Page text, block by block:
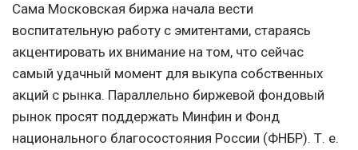
Сама Московская биржа начала вести
воспитательную работу с эмитентами, стараясь
акцентировать их внимание на том, что сейчас
самый удачный момент для выкупа собственных
акций с рынка. Параллельно биржевой фондовый
рынок просят поддержать Минфин и Фонд
национального благосостояния России (ФНБР). Т. е.